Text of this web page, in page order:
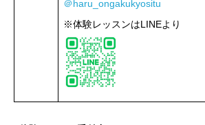
＠haru_ongakukyositu
※体験レッスンはLINEより